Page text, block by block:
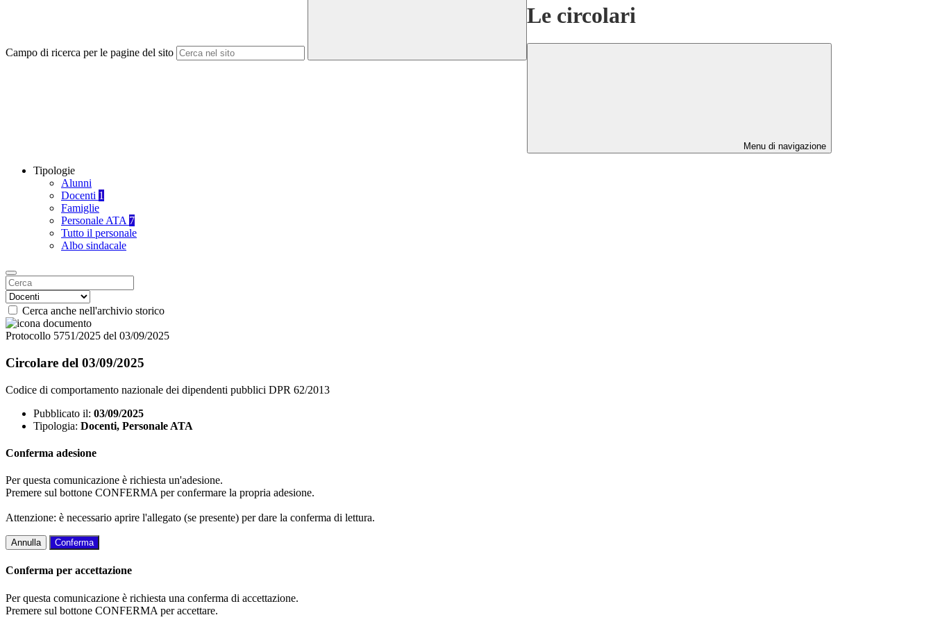
Campo di ricerca per le pagine del sito
Le circolari
Menu di navigazione
Tipologie
Alunni
Docenti 1
Famiglie
Personale ATA 7
Tutto il personale
Albo sindacale
Cerca anche nell'archivio storico
Protocollo 5751/2025 del 03/09/2025
Circolare del 03/09/2025
Codice di comportamento nazionale dei dipendenti pubblici DPR 62/2013
Pubblicato il: 03/09/2025
Tipologia: Docenti, Personale ATA
Conferma adesione
Per questa comunicazione è richiesta un'adesione.
Premere sul bottone CONFERMA per confermare la propria adesione.
Attenzione: è necessario aprire l'allegato (se presente) per dare la conferma di lettura.
Annulla Conferma
Conferma per accettazione
Per questa comunicazione è richiesta una conferma di accettazione.
Premere sul bottone CONFERMA per accettare.